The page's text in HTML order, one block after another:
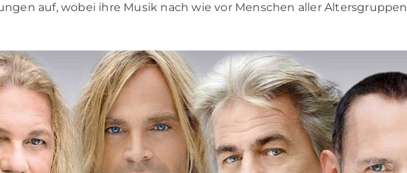
auf, wobei ihre Musik nach wie vor Menschen aller Altersgruppen